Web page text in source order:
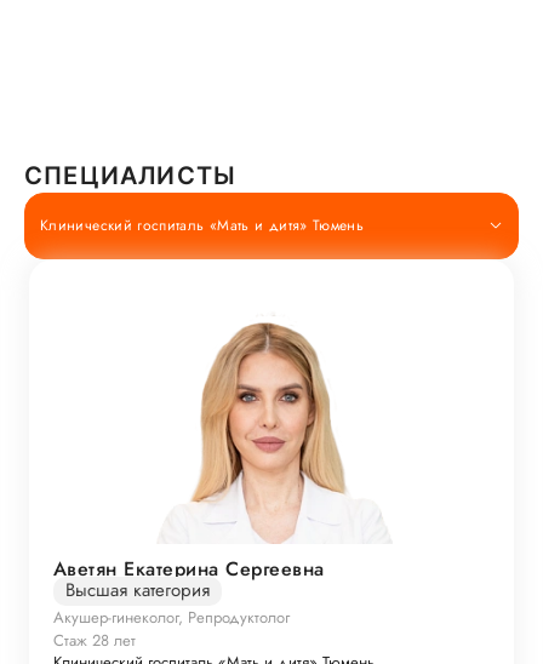
СПЕЦИАЛИСТЫ
Клинический госпиталь «Мать и дитя» Тюмень
Аветян Екатерина Сергеевна
Высшая категория
Акушер-гинеколог, Репродуктолог
Стаж 28 лет